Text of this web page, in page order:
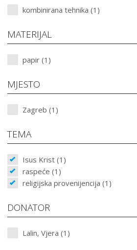
kombinirana tehnika (1)
MATERIJAL
papir (1)
MJESTO
Zagreb (1)
TEMA
Isus Krist (1)
raspeće (1)
religijska provenijencija (1)
DONATOR
Lalin, Vjera (1)